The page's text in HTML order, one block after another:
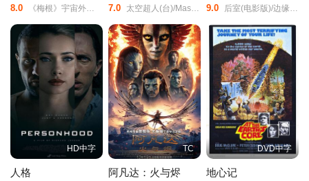
8.0 《梅根》宇宙外传/夺魂伴侣/ 7.0 太空超人(台)/Masters/of/the/Universe/宇宙天王(港)/宇宙巨人希曼/宇宙巨人希曼(真人版)/Grayskull/He-Man/ 9.0 后室(电影版)/边缘空间：电影/嚇房(港)/
HD中字
人格
TC
阿凡达：火与烬
DVD中字
地心记